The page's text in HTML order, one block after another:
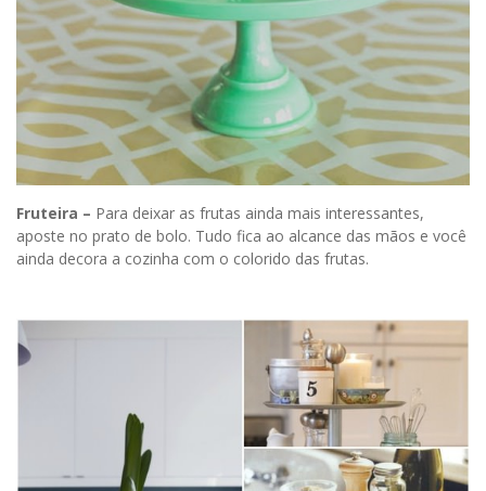
Fruteira – Para deixar as frutas ainda mais interessantes,
aposte no prato de bolo. Tudo fica ao alcance das mãos e você
ainda decora a cozinha com o colorido das frutas.